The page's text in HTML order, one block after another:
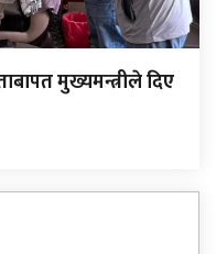
मुख्यमन्त्रीले दिए